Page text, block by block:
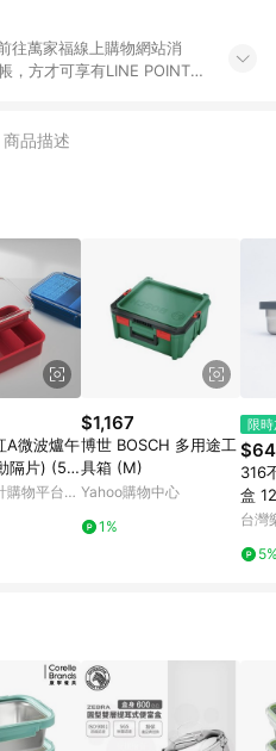
往萬家福線上購物網站消
，方才可享有LINE POINTS
。 5. 回饋點數計算將排除訂
中心，並由康達盛通生活
體驗，將不定期推出精選、
。
商品描述
A微波爐午
隔片) (52
購物平台
$1,167
博世 BOSCH 多用途工
具箱 (M)
Yahoo購物中心
1%
限
316
盒
得利
台灣